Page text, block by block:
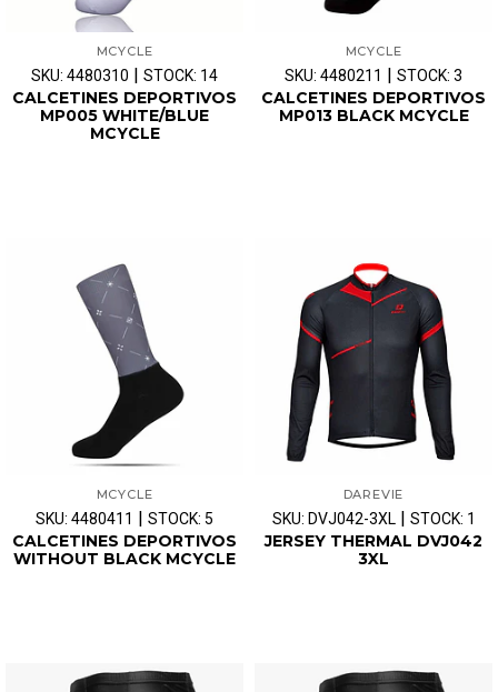
MCYCLE
SKU: 4480310 | STOCK: 14
CALCETINES DEPORTIVOS
MP005 WHITE/BLUE
MCYCLE
MCYCLE
SKU: 4480211 | STOCK: 3
CALCETINES DEPORTIVOS
MP013 BLACK MCYCLE
MCYCLE
SKU: 4480411 | STOCK: 5
CALCETINES DEPORTIVOS
WITHOUT BLACK MCYCLE
DAREVIE
SKU: DVJ042-3XL| STOCK: 1
JERSEY THERMAL DVJ042
3XL